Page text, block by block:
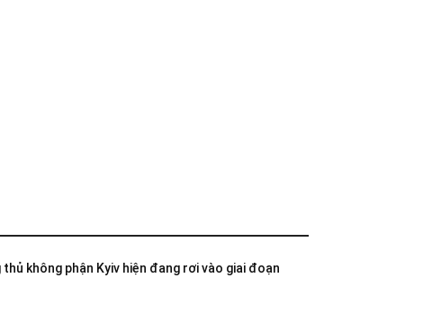
không phận Kyiv hiện đang rơi vào giai đoạn